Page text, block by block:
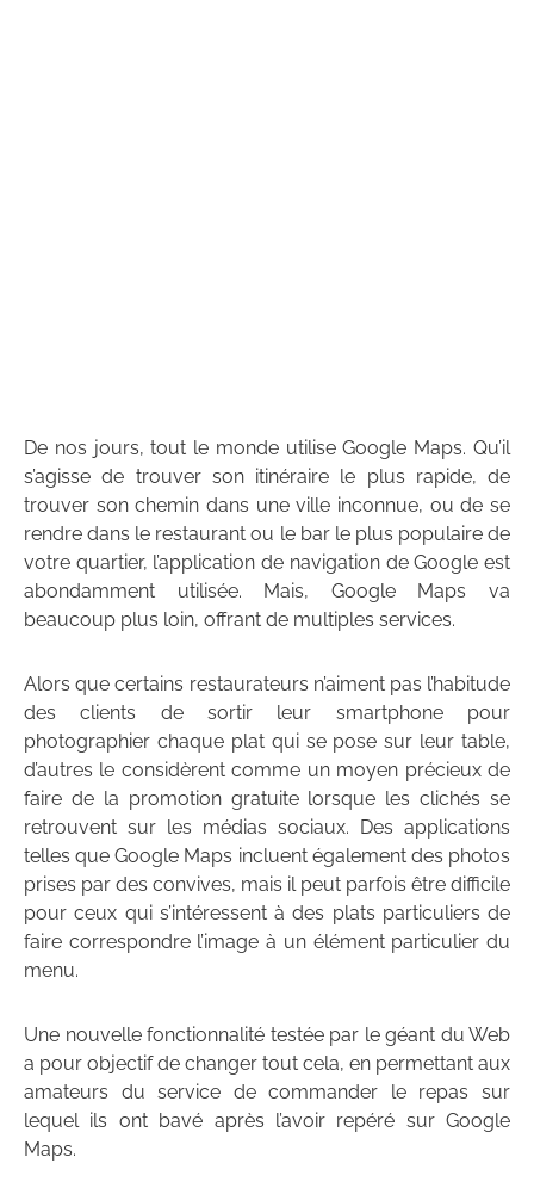
De nos jours, tout le monde utilise Google Maps. Qu’il
s’agisse de trouver son itinéraire le plus rapide, de
trouver son chemin dans une ville inconnue, ou de se
rendre dans le restaurant ou le bar le plus populaire de
votre quartier, l’application de navigation de Google est
abondamment utilisée. Mais, Google Maps va
beaucoup plus loin, offrant de multiples services.
Alors que certains restaurateurs n’aiment pas l’habitude
des clients de sortir leur smartphone pour
photographier chaque plat qui se pose sur leur table,
d’autres le considèrent comme un moyen précieux de
faire de la promotion gratuite lorsque les clichés se
retrouvent sur les médias sociaux. Des applications
telles que Google Maps incluent également des photos
prises par des convives, mais il peut parfois être difficile
pour ceux qui s’intéressent à des plats particuliers de
faire correspondre l’image à un élément particulier du
menu.
Une nouvelle fonctionnalité testée par le géant du Web
a pour objectif de changer tout cela, en permettant aux
amateurs du service de commander le repas sur
lequel ils ont bavé après l’avoir repéré sur Google
Maps.